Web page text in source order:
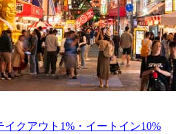
クアウト1%・イートイン10%